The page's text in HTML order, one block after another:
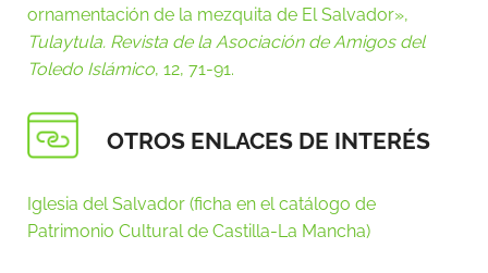
ornamentación de la mezquita de El Salvador»,
Tulaytula. Revista de la Asociación de Amigos del
Toledo Islámico, 12, 71-91.
OTROS ENLACES DE INTERÉS
Iglesia del Salvador (ficha en el catálogo de
Patrimonio Cultural de Castilla-La Mancha)